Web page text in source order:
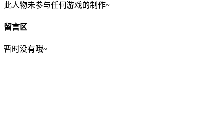
此人物未参与任何游戏的制作~
留言区
暂时没有哦~